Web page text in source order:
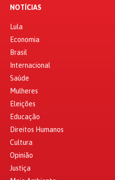
NOTÍCIAS
Lula
Economia
Brasil
Internacional
Saúde
Mulheres
Eleições
Educação
Direitos Humanos
Cultura
Opinião
Justiça